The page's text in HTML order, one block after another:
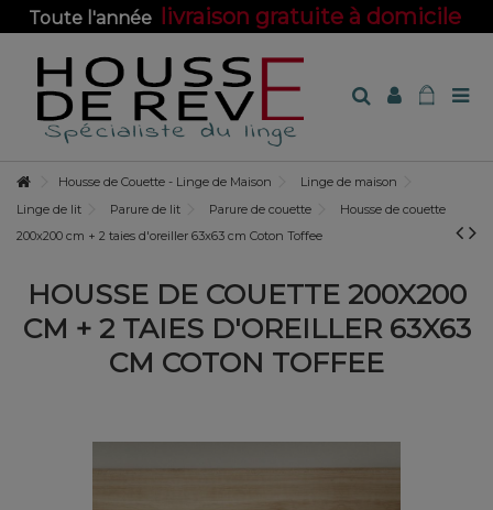
Toute l'année livraison gratuite à domicile
Housse de Couette - Linge de Maison
Linge de maison
Linge de lit
Parure de lit Parure de couette
Housse de couette
200x200 cm + 2 taies d'oreiller 63x63 cm Coton Toffee
HOUSSE DE COUETTE 200X200
CM + 2 TAIES D'OREILLER 63X63
CM COTON TOFFEE